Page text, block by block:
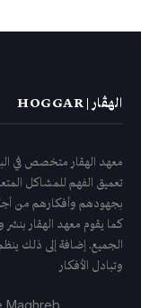
الهڤار | HOGGAR
معهد الهقار متخصص في
تعميق الفهم للمشاكل
بجهودهم وأفكارهم من
كما يقوم معهد الهقار
الجميع. إضافة إلى ذلك
وتبادل الأفكار